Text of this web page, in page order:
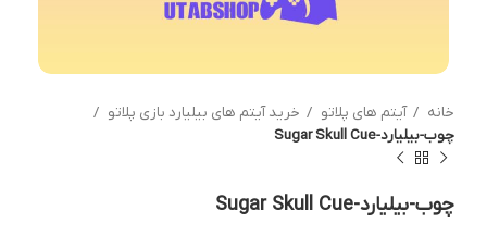
خانه آیتم های پلاتو
خرید آیتم های بیلیارد بازی پلاتو
چوب-بیلیارد-Sugar Skull Cue
چوب-بیلیارد-Sugar Skull Cue